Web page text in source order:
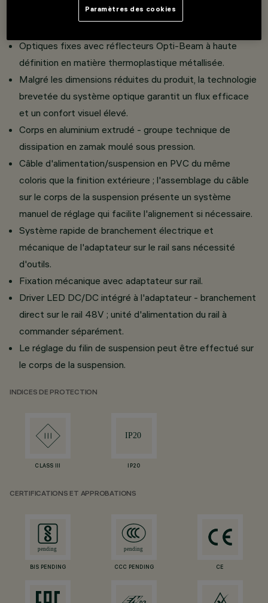
indépendamment chaque module lumineux ajouté sur le
Optiques fixes avec réflecteurs Opti-Beam à haute
définition en matière thermoplastique métallisée.
Malgré les dimensions réduites du produit, la technologie
brevetée du système optique garantit un flux efficace
et un confort visuel élevé.
Corps en aluminium extrudé - groupe technique de
dissipation en zamak moulé sous pression.
Câble d'alimentation/suspension en PVC du même
coloris que la finition extérieure ; l'assemblage du câble
sur le corps de la suspension présente un système
manuel de réglage qui facilite l'alignement si nécessaire.
Système rapide de branchement électrique et
mécanique de l'adaptateur sur le rail sans nécessité
d'outils.
Fixation mécanique avec adaptateur sur rail.
Driver LED DC/DC intégré à l'adaptateur - branchement
direct sur le rail 48V ; unité d'alimentation du rail à
commander séparément.
Le réglage du filin de suspension peut être effectué sur
le corps de la suspension.
INDICES DE PROTECTION
CLASS III IP20
CERTIFICATIONS ET APPROBATIONS
BIS PENDING CCC PENDING CE
Paramètres des cookies